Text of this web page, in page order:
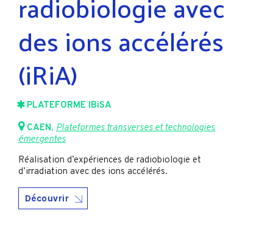
des ions accélérés
(iRiA)
PLATEFORME IBiSA
CAEN, Plateformes transverses et technologies
émergentes
Réalisation d’expériences de radiobiologie et
d’irradiation avec des ions accélérés.
Découvrir